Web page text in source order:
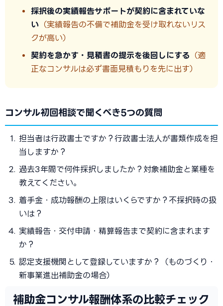
採択後の実績報告サポートが契約に含まれていな
い （実績報告の不備で補助金を受け取れないリス
クが高い）
契約を急かす・見積書の提示を後回しにする （適
正なコンサルは必ず書面見積もりを先に出す）
コンサル初回相談で聞くべき5つの質問
担当者は行政書士ですか？行政書士法人が書類作成を担
当しますか？
過去3年間で何件採択しましたか？対象補助金と業種を
教えてください。
着手金・成功報酬の上限はいくらですか？不採択時の扱
いは？
実績報告・交付申請・精算報告まで契約に含まれます
か？
認定支援機関として登録していますか？（ものづくり・
新事業進出補助金の場合）
補助金コンサル報酬体系の比較チェック